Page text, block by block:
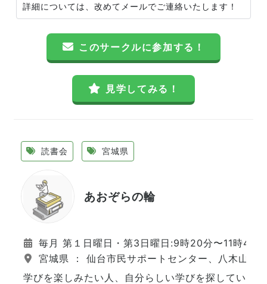
詳細については、改めてメールでご連絡いたします！
このサークルに参加する！
見学してみる！
読書会 宮城県
あおぞらの輪
毎月 第１日曜日・第3日曜日:9時20分〜11時45分
宮城県 ： 仙台市民サポートセンター、八木山市
学びを楽しみたい人、自分らしい学びを探してい